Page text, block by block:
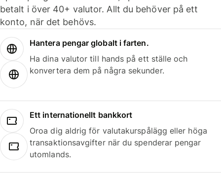
betalt i över 40+ valutor. Allt du behöver på ett
konto, när det behövs.
Hantera pengar globalt i farten.
Ha dina valutor till hands på ett ställe och
konvertera dem på några sekunder.
Ett internationellt bankkort
Oroa dig aldrig för valutakurspålägg eller höga
transaktionsavgifter när du spenderar pengar
utomlands.